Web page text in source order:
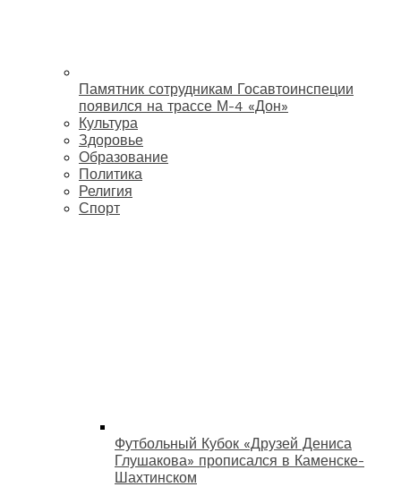
Памятник сотрудникам Госавтоинспеции
появился на трассе М-4 «Дон»
Культура
Здоровье
Образование
Политика
Религия
Спорт
Футбольный Кубок «Друзей Дениса
Глушакова» прописался в Каменске-
Шахтинском